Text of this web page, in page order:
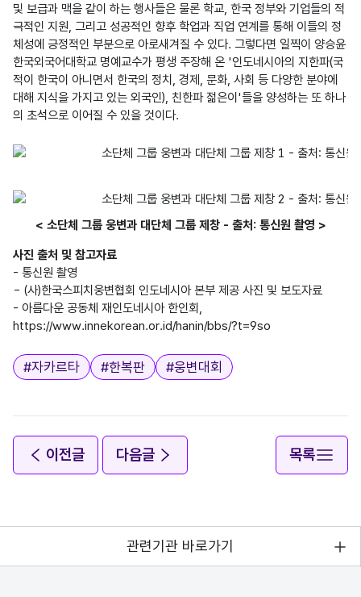
및 보급과 맥을 같이 하는 행사들은 물론 학교, 한국 정부와 기업들의 적
극적인 지원, 그리고 성공적인 향후 학업과 직업 연계를 통해 이들의 정
체성에 긍정적인 부분으로 아로새겨질 수 있다. 그렇다면 일찍이 양승윤
한국외국어대학교 명예교수가 평생 주장해 온 '인도네시아의 지한파(국
적이 한국이 아니면서 한국의 정치, 경제, 문화, 사회 등 다양한 분야에
대해 지식을 가지고 있는 외국인), 친한파 젊은이'들을 양성하는 또 하나
의 초석으로 이어질 수 있을 것이다.
< 소단체 그룹 웅변과 대단체 그룹 제창 - 출처: 통신원 촬영 >
사진 출처 및 참고자료
- 통신원 촬영
- (사)한국스피치웅변협회 인도네시아 본부 제공 사진 및 보도자료
- 아름다운 공동체 재인도네시아 한인회,
태그
#자카르타 #한복판 #웅변대회
이전글 다음글 목록
관련기관 바로가기